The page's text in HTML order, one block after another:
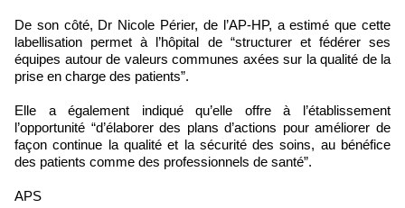
‎‎De son côté, Dr Nicole Périer, de l’AP-HP, a estimé que cette
labellisation permet à l’hôpital de “structurer et fédérer ses
équipes autour de valeurs communes axées sur la qualité de la
prise en charge des patients”.
‎‎Elle a également indiqué qu’elle offre à l’établissement
l’opportunité “d’élaborer des plans d’actions pour améliorer de
façon continue la qualité et la sécurité des soins, au bénéfice
des patients comme des professionnels de santé”.
APS